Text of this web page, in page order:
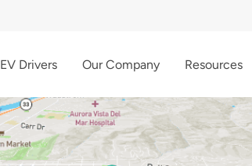
EV Drivers Our Company Resources